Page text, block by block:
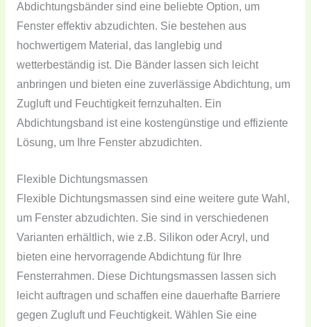
Abdichtungsbänder sind eine beliebte Option, um
Fenster effektiv abzudichten. Sie bestehen aus
hochwertigem Material, das langlebig und
wetterbeständig ist. Die Bänder lassen sich leicht
anbringen und bieten eine zuverlässige Abdichtung, um
Zugluft und Feuchtigkeit fernzuhalten. Ein
Abdichtungsband ist eine kostengünstige und effiziente
Lösung, um Ihre Fenster abzudichten.
Flexible Dichtungsmassen
Flexible Dichtungsmassen sind eine weitere gute Wahl,
um Fenster abzudichten. Sie sind in verschiedenen
Varianten erhältlich, wie z.B. Silikon oder Acryl, und
bieten eine hervorragende Abdichtung für Ihre
Fensterrahmen. Diese Dichtungsmassen lassen sich
leicht auftragen und schaffen eine dauerhafte Barriere
gegen Zugluft und Feuchtigkeit. Wählen Sie eine